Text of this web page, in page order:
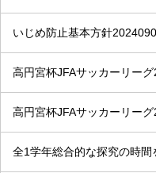
いじめ防止基本方針
高円宮杯JFAサッカーリー
高円宮杯JFAサッカーリー
全1学年総合的な探究の時間